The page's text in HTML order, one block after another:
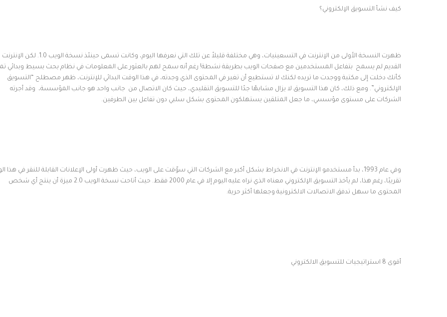
كيف نشأ التسويق الإلكتروني؟
ظهرت النسخة الأولى من الإنترنت في التسعينيات، وهي مختلفة قليلاً عن تلك التي نعرفها اليوم، وكانت تسمى حينئذ نسخة الويب 1.0. لكن الإنترنت
القديم لم يسمح بتفاعل المستخدمين مع صفحات الويب بطريقة نشطة! رغم أنه سمح لهم بالعثور على المعلومات في نظام بحث بسيط وبدائي
كأنك دخلت إلى مكتبة ووجدت ما تريده لكنك لا تستطيع أن تغير في المحتوى الذي وجدته، في هذا الوقت البدائي للإنترنت، ظهر مصطلح “التسويق
الإلكتروني”. ومع ذلك، كان هذا التسويق لا يزال مشابهًا جدًا للتسويق التقليدي، حيث كان الاتصال من جانب واحد هو جانب المؤسسة، وقد أجرته
الشركات على مستوى مؤسسي، ما جعل المتلقين يستهلكون المحتوى بشكل سلبي دون تفاعل بين الطرفين.
وفي عام 1993، بدأ مستخدمو الإنترنت في الانخراط بشكل أكبر مع الشركات التي سوّقت على الويب، حيث ظهرت أولى الإعلانات القابلة للنقر في هذا
تقريبًا، رغم هذا، لم يأخذ التسويق الإلكتروني معناه الذي نراه عليه اليوم إلا في عام 2000 فقط. حيث أتاحت نسخة الويب 2.0 ميزة أن ينتج أي شخص
المحتوى ما سهل تدفق الاتصالات الالكترونية وجعلها أكثر حرية.
أقوى 8 استراتيجيات للتسويق الالكتروني